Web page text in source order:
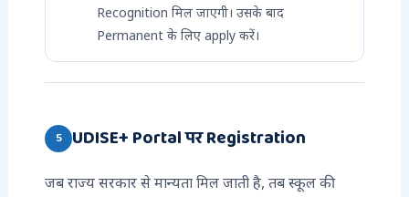
Recognition मिल जाएगी। उसके बाद
Permanent के लिए apply करें।
5 UDISE+ Portal पर Registration
जब राज्य सरकार से मान्यता मिल जाती है, तब स्कूल की